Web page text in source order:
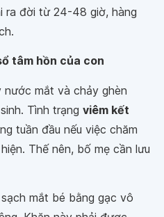
ra đời từ 24-48 giờ, hàng
tâm hồn của con
mắt và chảy ghèn
Tình trạng viêm kết
tuần đầu nếu việc chăm
Thế nên, bố mẹ cần lưu
mắt bé bằng gạc vô